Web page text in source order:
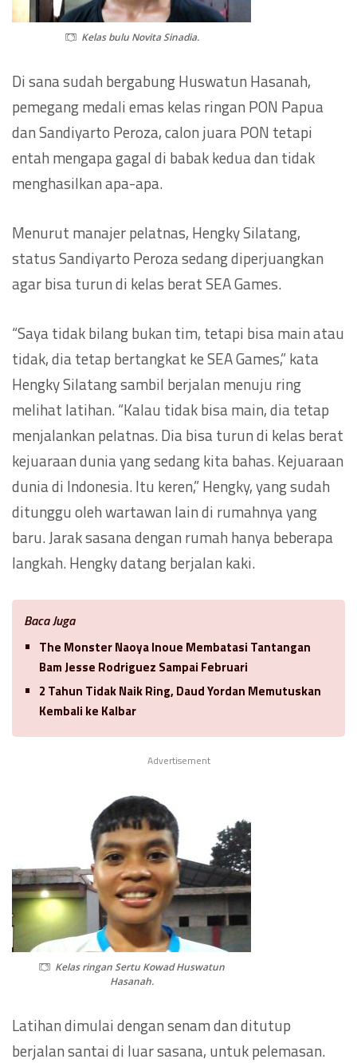
Kelas bulu Novita Sinadia.
Di sana sudah bergabung Huswatun Hasanah,
pemegang medali emas kelas ringan PON Papua
dan Sandiyarto Peroza, calon juara PON tetapi
entah mengapa gagal di babak kedua dan tidak
menghasilkan apa-apa.
Menurut manajer pelatnas, Hengky Silatang,
status Sandiyarto Peroza sedang diperjuangkan
agar bisa turun di kelas berat SEA Games.
“Saya tidak bilang bukan tim, tetapi bisa main atau
tidak, dia tetap bertangkat ke SEA Games,” kata
Hengky Silatang sambil berjalan menuju ring
melihat latihan. “Kalau tidak bisa main, dia tetap
menjalankan pelatnas. Dia bisa turun di kelas berat
kejuaraan dunia yang sedang kita bahas. Kejuaraan
dunia di Indonesia. Itu keren,” Hengky, yang sudah
ditunggu oleh wartawan lain di rumahnya yang
baru. Jarak sasana dengan rumah hanya beberapa
langkah. Hengky datang berjalan kaki.
Baca Juga
The Monster Naoya Inoue Membatasi Tantangan
Bam Jesse Rodriguez Sampai Februari
2 Tahun Tidak Naik Ring, Daud Yordan Memutuskan
Kembali ke Kalbar
Advertisement
Kelas ringan Sertu Kowad Huswatun
Hasanah.
Latihan dimulai dengan senam dan ditutup
berjalan santai di luar sasana, untuk pelemasan.